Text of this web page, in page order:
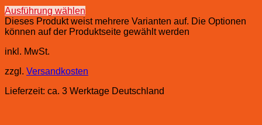
Ausführung wählen
Dieses Produkt weist mehrere Varianten auf. Die Optionen
können auf der Produktseite gewählt werden
inkl. MwSt.
zzgl. Versandkosten
Lieferzeit: ca. 3 Werktage Deutschland